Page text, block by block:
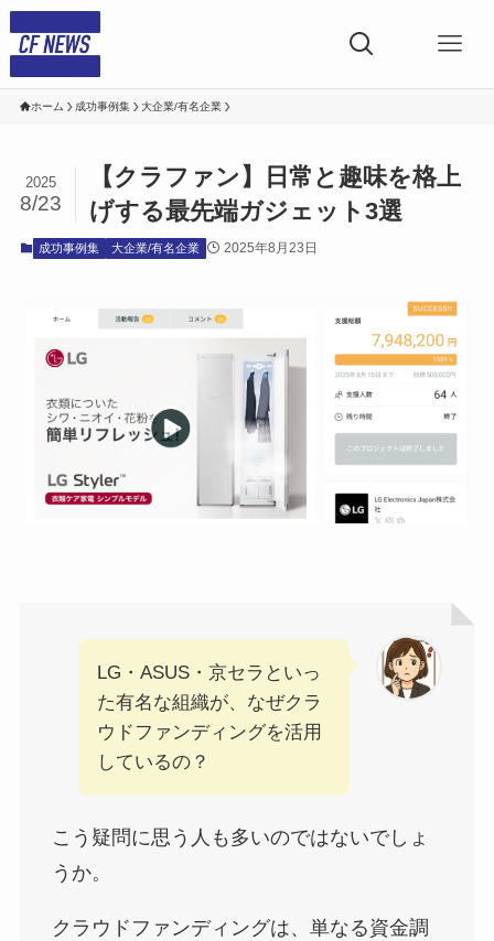
ホーム 成功事例集 大企業/有名企業
【クラファン】日常と趣味を格上
げする最先端ガジェット3選
2025
8/23
成功事例集 大企業/有名企業 2025年8月23日
LG・ASUS・京セラといっ
た有名な組織が、なぜクラ
ウドファンディングを活用
しているの？
こう疑問に思う人も多いのではないでしょ
うか。
クラウドファンディングは、単なる資金調